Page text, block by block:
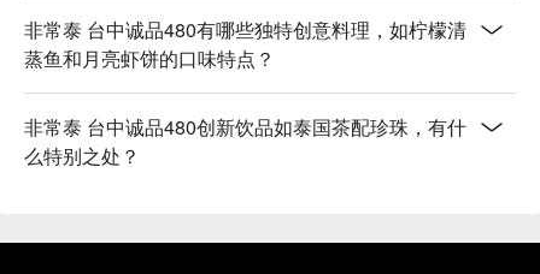
非常泰 台中诚品480有哪些独特创意料理，如柠檬清
蒸鱼和月亮虾饼的口味特点？
非常泰 台中诚品480创新饮品如泰国茶配珍珠，有什
么特别之处？